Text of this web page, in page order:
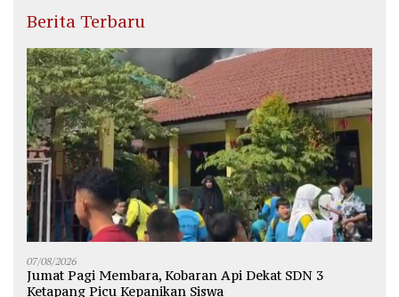
Berita Terbaru
07/08/2026
Jumat Pagi Membara, Kobaran Api Dekat SDN 3
Ketapang Picu Kepanikan Siswa